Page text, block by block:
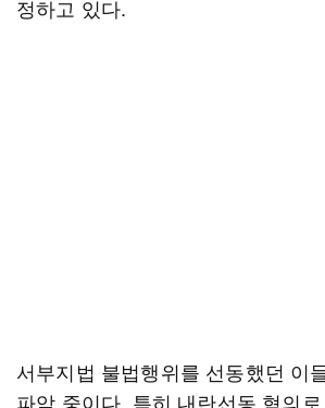
정하고 있다.
서부지법 불법행위를 선동했던 이
파악 중이다. 특히 내란선동 혐의